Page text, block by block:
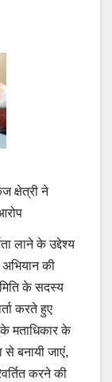
क्षेत्री ने
लाने के उद्देश्य
की
के सदस्य
करते हुए
मताधिकार के
से बनायी जाएं,
करने की